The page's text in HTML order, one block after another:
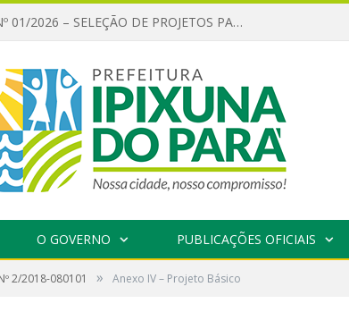
CHAMAMENTO PÚBLICO Nº 01/2026 – SELEÇÃO DE PROJETOS PARA FIRMAR TERMO DE EXECUÇÃO CULTURAL COM RECURSOS DA POLÍTICA NACIONAL ALDIR BLANC DE FOMENTO À CULTURA – PNAB (LEI Nº 14.399/2022)
O GOVERNO PUBLICAÇÕES OFICIAIS
2/2018-080101 » Anexo IV – Projeto Básico